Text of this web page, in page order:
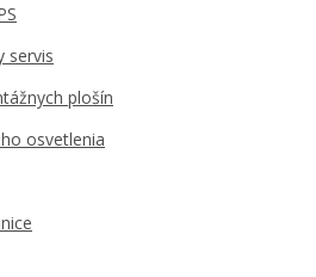
servis
plošín
osvetlenia